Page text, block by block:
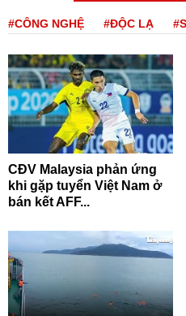
#CÔNG NGHỆ #ĐỘC LẠ
CĐV Malaysia phản ứng
khi gặp tuyển Việt Nam ở
bán kết AFF...